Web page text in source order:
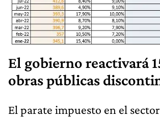
El gobierno reactivará
obras públicas
El parate impuesto en el